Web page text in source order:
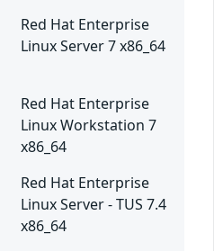
Red Hat Enterprise
Linux Server 7 x86_64
Red Hat Enterprise
Linux Workstation 7
x86_64
Red Hat Enterprise
Linux Server - TUS 7.4
x86_64